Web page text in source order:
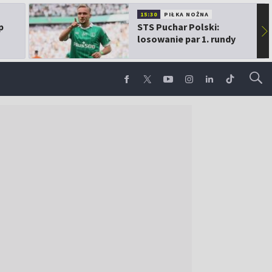
15:30 PIŁKA NOŻNA
STS Puchar Polski:
losowanie par 1. rundy
▶